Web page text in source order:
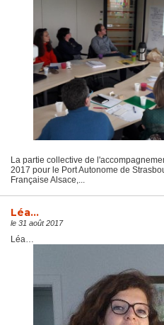
La partie collective de
2017 pour le Port Autonome de
Française Alsace,...
Léa…
le 31 août 2017
Léa…